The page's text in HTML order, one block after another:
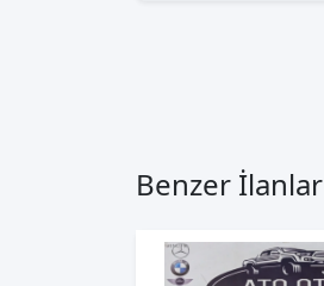
Benzer İlanlar